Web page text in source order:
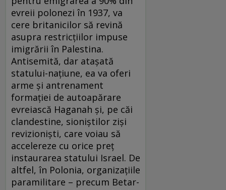
evreii polonezi în 1937, va
cere britanicilor să revină
asupra restricţiilor impuse
imigrării în Palestina.
Antisemită, dar ataşată
statului-naţiune, ea va oferi
arme şi antrenament
formaţiei de autoapărare
evreiască Haganah şi, pe căi
clandestine, sioniştilor zişi
revizionişti, care voiau să
accelereze cu orice preţ
instaurarea statului Israel. De
altfel, în Polonia, organizaţiile
paramilitare – precum Betar-